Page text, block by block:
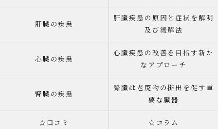
肝臓の疾患
肝臓疾患の原因と症状を解明
及び緩解法
心臓の疾患
心臓疾患の改善を目指す新た
なアプローチ
腎臓の疾患
腎臓は老廃物の排出を促す重
要な臓器
☆口コミ ☆コラム